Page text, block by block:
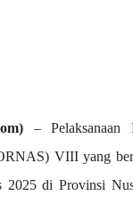
– Pelaksanaan
VIII yang
2025 di Provinsi